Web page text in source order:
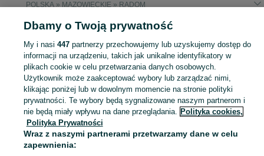
POLSKA » MAZOWIECKIE » RADOM
Szeroki wybór sukni wieczorowych damskich Radom ▶️ Nowe i używane w dobrych cenach ✌ Przeglądaj i wybierz najlepszą ofertę na OLX.pl!
Mapa kategorii
Mapa miejscowości
Mapa ministron
Popularne wyszukiwania
Dbamy o Twoją prywatność
My i nasi 447partnerzy przechowujemy lub uzyskujemy dostęp do
informacji na urządzeniu, takich jak unikalne identyfikatory w
plikach cookie w celu przetwarzania danych osobowych.
Użytkownik może zaakceptować wybory lub zarządzać nimi,
klikając poniżej lub w dowolnym momencie na stronie polityki
prywatności. Te wybory będą sygnalizowane naszym partnerom i
nie będą miały wpływu na dane przeglądania. Polityka cookies,
Polityka Prywatności
Wraz z naszymi partnerami przetwarzamy dane w celu
zapewnienia: